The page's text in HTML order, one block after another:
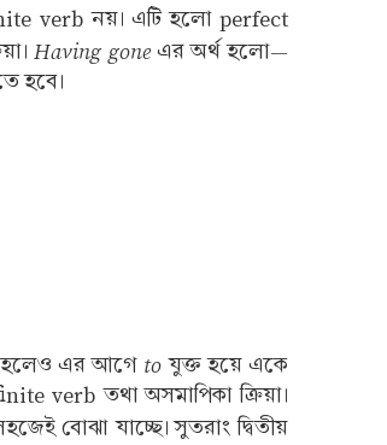
verb নয়। এটি হলো perfect
Having goneএর অর্থ হলো—
হবে।
হলেও এর আগে toযুক্ত হয়ে একে
verb তথা অসমাপিকা ক্রিয়া।
বোঝা যাচ্ছে। সুতরাং দ্বিতীয়